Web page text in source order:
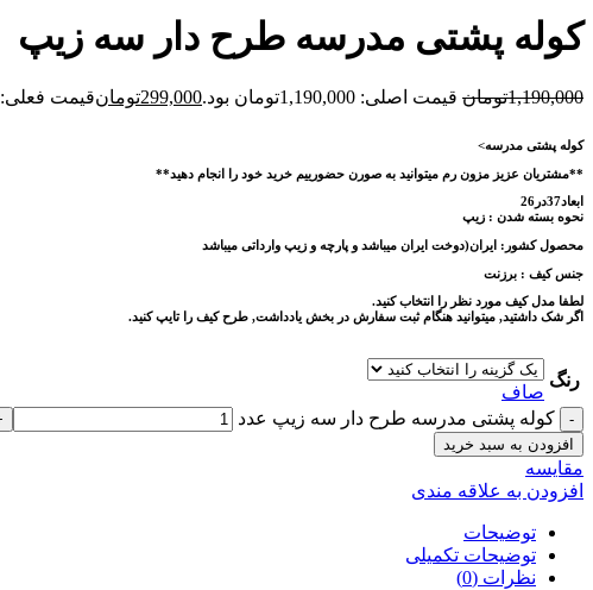
کوله پشتی مدرسه طرح دار سه زیپ
1,190,000تومان قیمت اصلی: 1,190,000تومان بود. 299,000تومانقیمت فعلی: 299,000تومان.
کوله پشتی مدرسه>
**مشتریان عزیز مزون رم میتوانید به صورن حضورییم خرید خود را انجام دهید**
ابعاد37در26
نحوه بسته شدن : زیپ
محصول کشور: ایران(دوخت ایران میباشد و پارچه و زیپ وارداتی میباشد
جنس کیف : برزنت
لطفا مدل کیف مورد نظر را انتخاب کنید.
اگر شک داشتید, میتوانید هنگام ثبت سفارش در بخش یادداشت, طرح کیف را تایپ کنید.
رنگ
صاف
کوله پشتی مدرسه طرح دار سه زیپ عدد
افزودن به سبد خرید
مقايسه
افزودن به علاقه مندی
توضیحات
توضیحات تکمیلی
نظرات (0)